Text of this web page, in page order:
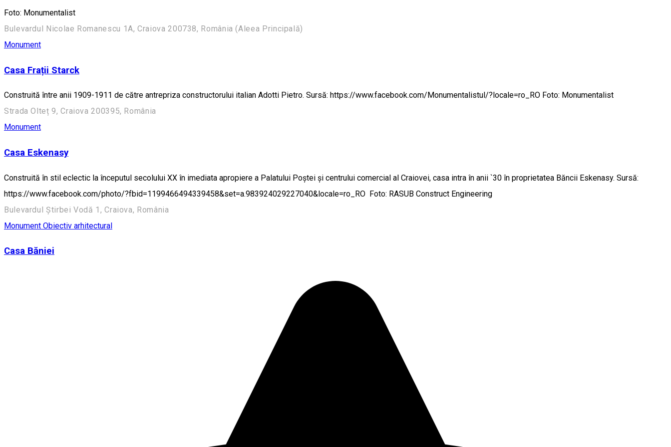
Foto: Monumentalist
Bulevardul Nicolae Romanescu 1A, Craiova 200738, România (Aleea Principală)
Monument
Casa Frații Starck
Construită între anii 1909-1911 de către antrepriza constructorului italian Adotti Pietro. Sursă: https://www.facebook.com/Monumentalistul/?locale=ro_RO Foto: Monumentalist
Strada Olteț 9, Craiova 200395, România
Monument
Casa Eskenasy
Construită în stil eclectic la începutul secolului XX în imediata apropiere a Palatului Poștei și centrului comercial al Craiovei, casa intra în anii `30 în proprietatea Băncii Eskenasy. Sursă:
https://www.facebook.com/photo/?fbid=1199466494339458&set=a.983924029227040&locale=ro_RO Foto: RASUB Construct Engineering
Bulevardul Știrbei Vodă 1, Craiova, România
Monument Obiectiv arhitectural
Casa Băniei